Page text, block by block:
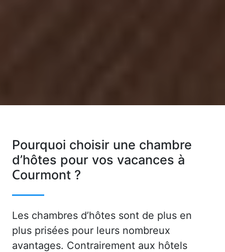
Pourquoi choisir une chambre
d’hôtes pour vos vacances à
Courmont ?
Les chambres d’hôtes sont de plus en
plus prisées pour leurs nombreux
avantages. Contrairement aux hôtels